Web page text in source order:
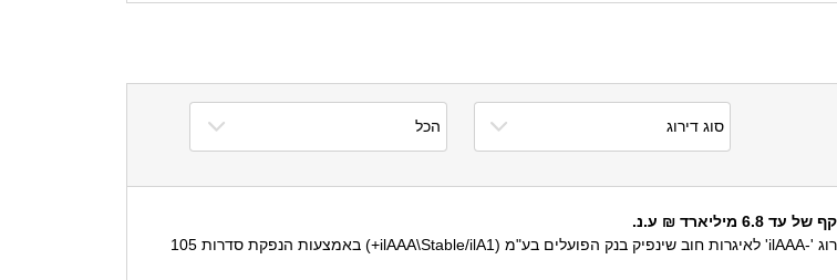
בהמשך להודעתנו מיום 25 במאי 2026, S&P מעלות מודיעה בזאת כי הדירוג '-ilAAA' לאיגרות חוב שינפיק בנק הפועלים בע"מ (ilAAA\Stable/ilA1+) באמצעות הנפקת סדרות 105